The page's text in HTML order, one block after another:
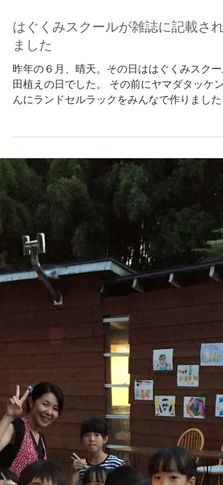
昨年の６月、晴天。その日ははぐくみスクー
田植えの日でした。 その前にヤマダタッケン
んにランドセルラックをみんなで作りました
釘を打ったり、ドリルで穴をあけたり。大人
難しい作業を子供達は真剣なまなざしで 作り
げていきます。...